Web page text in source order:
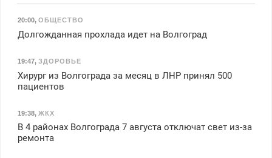
20:00, ОБЩЕСТВО
Долгожданная прохлада идет на Волгоград
19:47, ЗДОРОВЬЕ
Хирург из Волгограда за месяц в ЛНР принял 500
пациентов
19:38, ЖКХ
В 4 районах Волгограда 7 августа отключат свет из-за
ремонта